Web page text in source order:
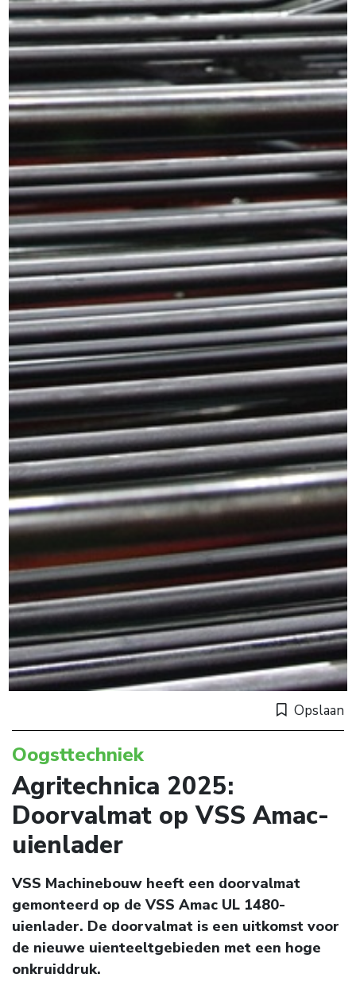
Opslaan
Oogsttechniek
Agritechnica 2025:
Doorvalmat op VSS Amac-
uienlader
VSS Machinebouw heeft een doorvalmat
gemonteerd op de VSS Amac UL 1480-
uienlader. De doorvalmat is een uitkomst voor
de nieuwe uienteeltgebieden met een hoge
onkruiddruk.